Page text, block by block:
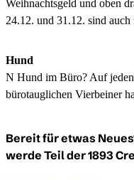
Weihnachtsgeld und oben
24.12. und 31.12. sind auch
Hund
N Hund im Büro? Auf
bürotauglichen Vierbeiner
Bereit für etwas
werde Teil der 1893